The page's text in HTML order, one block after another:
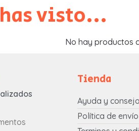
visto...
No hay productos
Tienda
Ayuda y
Política de envío